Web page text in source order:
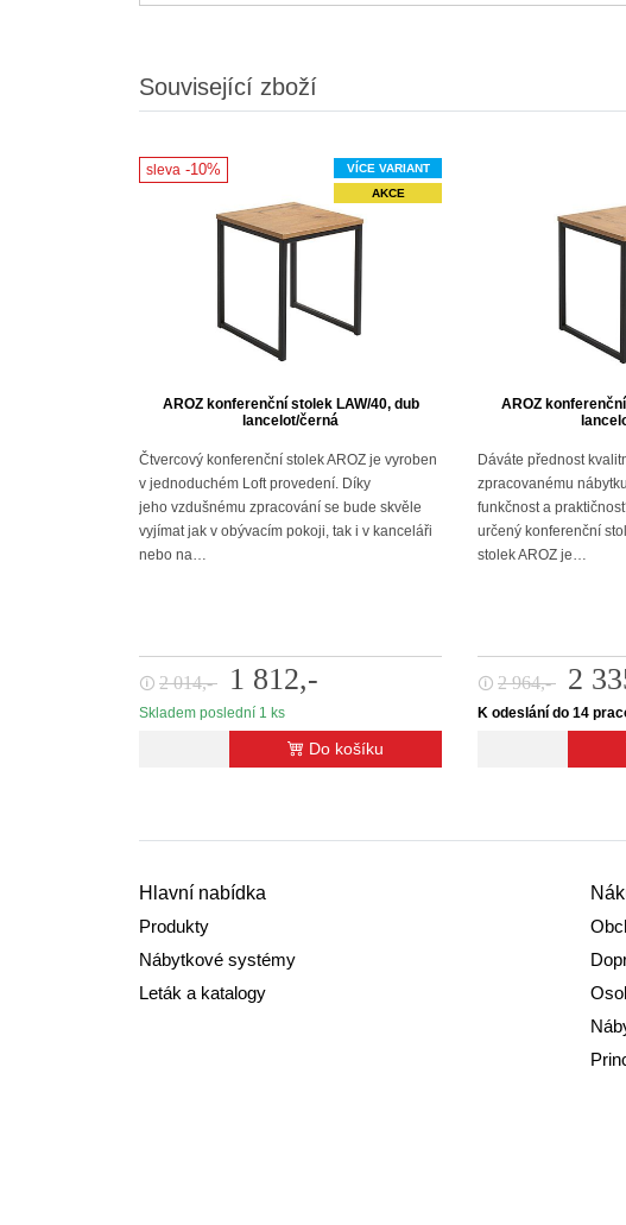
Související zboží
VÍCE VARIANT
AKCE
AROZ konferenční stolek LAW/40, dub
lancelot/černá
Čtvercový konferenční stolek AROZ je vyroben
v jednoduchém Loft provedení. Díky
jeho vzdušnému zpracování se bude skvěle
vyjímat jak v obývacím pokoji, tak i v kanceláři
nebo na…
sleva -10%
🛈 2 014,- 1 812,-
Skladem poslední 1 ks
Do košíku
AROZ
Dáváte přednost
zpracovanému
funkčnost a
určený konferenční
stolek AROZ je…
🛈 2 964,- 2
K odeslání do 14
Hlavní nabídka
Produkty
Nábytkové systémy
Leták a katalogy